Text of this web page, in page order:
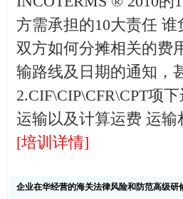
方需承担的10大责任
双方如何分摊相关的费
输路线及日期的通知，
2.CIF\CIP\CFR\CPT项
运输以及计算运费 运
[培训详情]
企业在华经营的海关法律风险和防范高级研